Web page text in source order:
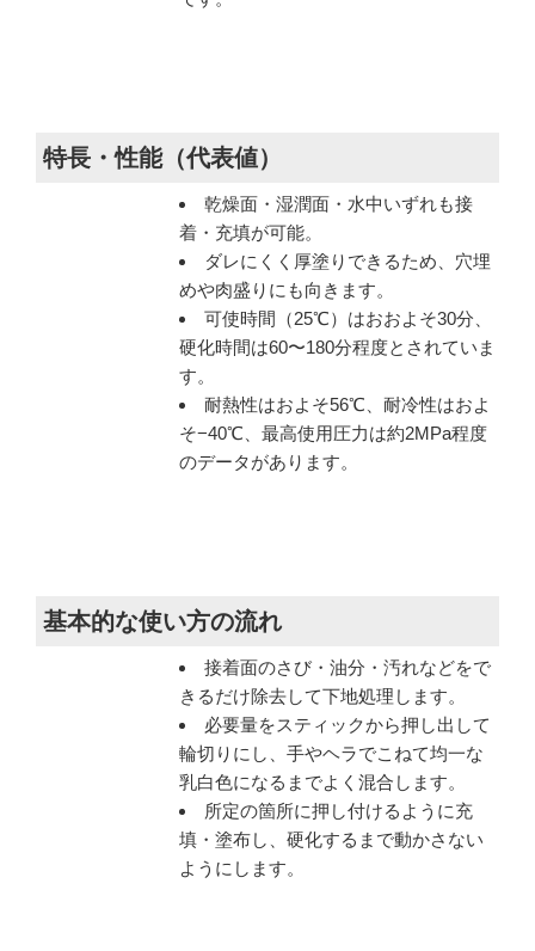
特長・性能（代表値）
乾燥面・湿潤面・水中いずれも接
着・充填が可能。
ダレにくく厚塗りできるため、穴埋
めや肉盛りにも向きます。
可使時間（25℃）はおおよそ30分、
硬化時間は60〜180分程度とされていま
す。
耐熱性はおよそ56℃、耐冷性はおよ
そ−40℃、最高使用圧力は約2MPa程度
のデータがあります。
基本的な使い方の流れ
接着面のさび・油分・汚れなどをで
きるだけ除去して下地処理します。
必要量をスティックから押し出して
輪切りにし、手やヘラでこねて均一な
乳白色になるまでよく混合します。
所定の箇所に押し付けるように充
填・塗布し、硬化するまで動かさない
ようにします。